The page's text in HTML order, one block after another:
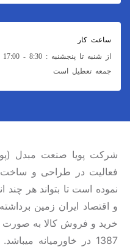
ساعت کار
از شنبه تا پنجشنبه : 8:30 - 17:00
جمعه تعطیل است
شرکت پویا صنعت مبدل
فعالیت در طراحی و
نموده است تا بتواند هر
و اقتصاد ایران زمین
خرید و فروش کالا به صورت
1387 در خاورمیانه